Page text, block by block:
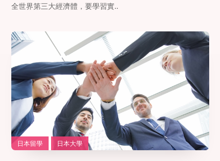
全世界第三大經濟體，要學習實..
日本留學 日本大學